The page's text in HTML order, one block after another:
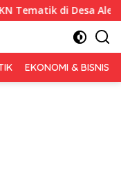
Alebo
EKONOMI & BISNIS